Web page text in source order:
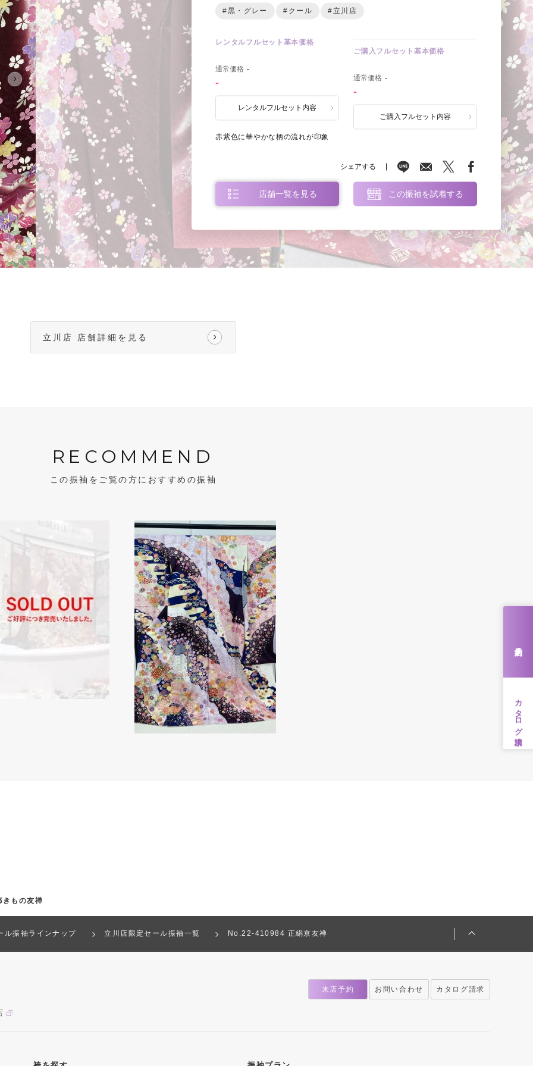
#黒・グレー #クール #立川店
レンタルフルセット基本価格
通常価格 -
-
レンタルフルセット内容
ご購入フルセット基本価格
通常価格 -
-
ご購入フルセット内容
赤紫色に華やかな柄の流れが印象
シェアする
店舗一覧を見る この振袖を試着する
立川店 店舗詳細を見る
RECOMMEND
この振袖をご覧の方におすすめの振袖
きもの友禅
ル振袖ラインナップ 立川店限定セール振袖一覧 No.22-410984 正絹京友禅
カタログ請求
来店予約 お問い合わせ カタログ請求